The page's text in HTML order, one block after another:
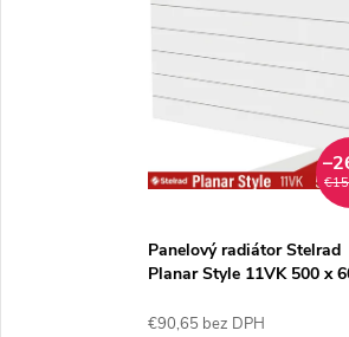
Panelový radiátor Stelrad
Planar Style 11VK 500 x
€90,65 bez DPH